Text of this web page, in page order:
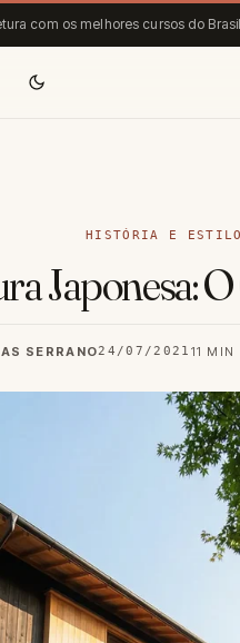
com os melhores cursos do
HISTÓRIA E
Japonesa:
SERRANO24/07/2021 11 MIN